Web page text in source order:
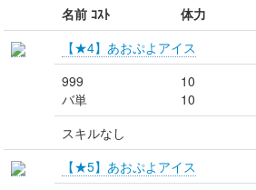
名前 ｺｽﾄ 体力
【★4】あおぷよアイス
999
バ単
10
10
スキルなし
【★5】あおぷよアイス